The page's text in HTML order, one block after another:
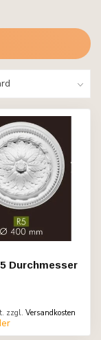
Durchmesser
zzgl. Versandkosten